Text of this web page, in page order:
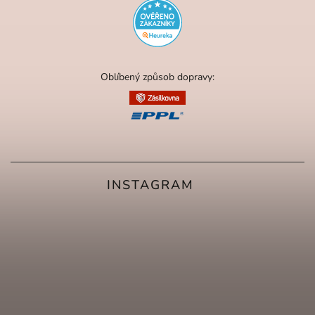
INSTAGRAM
Oblíbený způsob dopravy: